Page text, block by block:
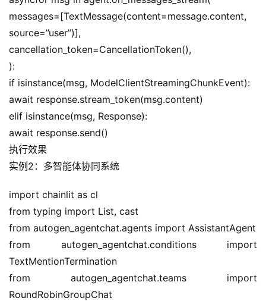
messages=[TextMessage(content=message.content,
source=”user”)],
cancellation_token=CancellationToken(),
):
if isinstance(msg, ModelClientStreamingChunkEvent):
await response.stream_token(msg.content)
elif isinstance(msg, Response):
await response.send()
执行效果
实例2：多智能体协同系统
import chainlit as cl
from typing import List, cast
from autogen_agentchat.agents import AssistantAgent
from autogen_agentchat.conditions import
TextMentionTermination
from autogen_agentchat.teams import
RoundRobinGroupChat